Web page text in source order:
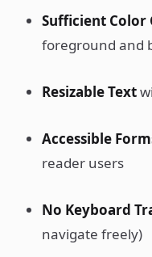
Sufficient Color
foreground and
Resizable Text
Accessible
reader users
No Keyboard
navigate freely)